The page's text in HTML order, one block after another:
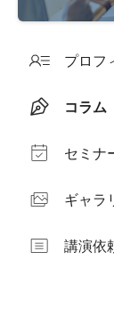
プロフ
コラム
セミナ
ギャラ
講演依